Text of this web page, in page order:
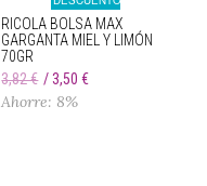
RICOLA BOLSA MAX
GARGANTA MIEL Y LIMÓN
70GR
3,82 €
3,50 €
Ahorre: 8%